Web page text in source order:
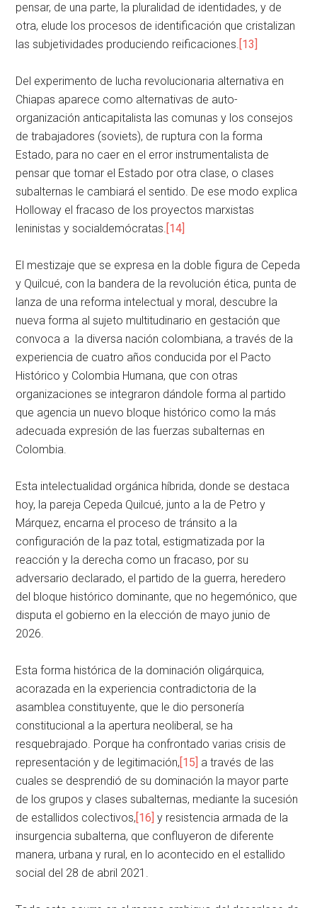
pensar, de una parte, la pluralidad de identidades, y de
otra, elude los procesos de identificación que cristalizan
las subjetividades produciendo reificaciones.[13]
Del experimento de lucha revolucionaria alternativa en
Chiapas aparece como alternativas de auto-
organización anticapitalista las comunas y los consejos
de trabajadores (soviets), de ruptura con la forma
Estado, para no caer en el error instrumentalista de
pensar que tomar el Estado por otra clase, o clases
subalternas le cambiará el sentido. De ese modo explica
Holloway el fracaso de los proyectos marxistas
leninistas y socialdemócratas.[14]
El mestizaje que se expresa en la doble figura de Cepeda
y Quilcué, con la bandera de la revolución ética, punta de
lanza de una reforma intelectual y moral, descubre la
nueva forma al sujeto multitudinario en gestación que
convoca a la diversa nación colombiana, a través de la
experiencia de cuatro años conducida por el Pacto
Histórico y Colombia Humana, que con otras
organizaciones se integraron dándole forma al partido
que agencia un nuevo bloque histórico como la más
adecuada expresión de las fuerzas subalternas en
Colombia.
Esta intelectualidad orgánica híbrida, donde se destaca
hoy, la pareja Cepeda Quilcué, junto a la de Petro y
Márquez, encarna el proceso de tránsito a la
configuración de la paz total, estigmatizada por la
reacción y la derecha como un fracaso, por su
adversario declarado, el partido de la guerra, heredero
del bloque histórico dominante, que no hegemónico, que
disputa el gobierno en la elección de mayo junio de
2026.
Esta forma histórica de la dominación oligárquica,
acorazada en la experiencia contradictoria de la
asamblea constituyente, que le dio personería
constitucional a la apertura neoliberal, se ha
resquebrajado. Porque ha confrontado varias crisis de
representación y de legitimación,[15] a través de las
cuales se desprendió de su dominación la mayor parte
de los grupos y clases subalternas, mediante la sucesión
de estallidos colectivos,[16] y resistencia armada de la
insurgencia subalterna, que confluyeron de diferente
manera, urbana y rural, en lo acontecido en el estallido
social del 28 de abril 2021.